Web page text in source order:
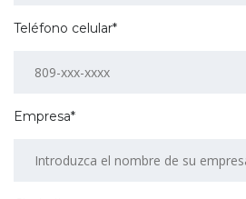
Teléfono celular*
Empresa*